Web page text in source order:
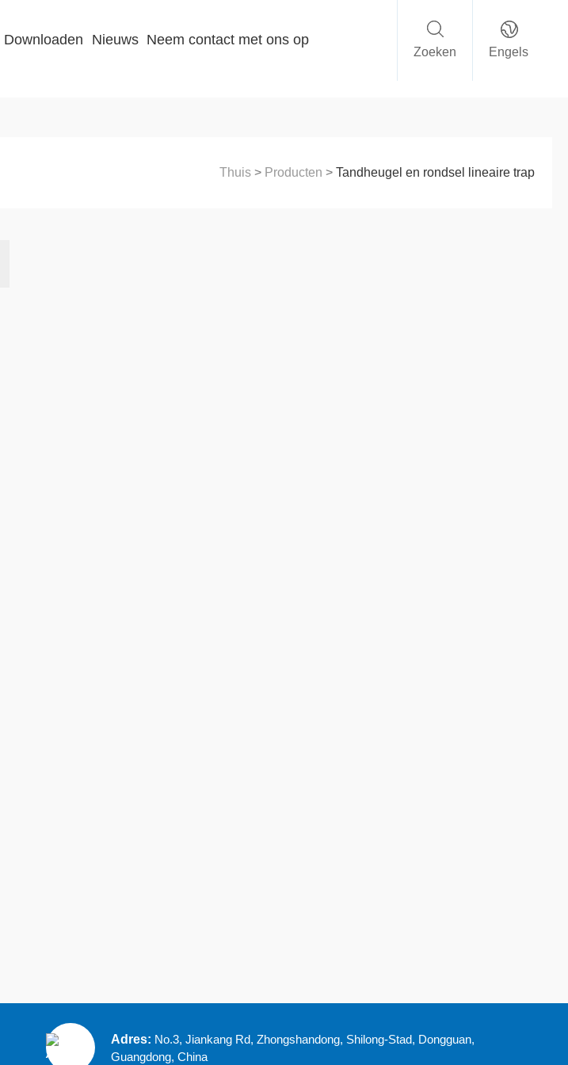
Downloaden Nieuws Neem contact met ons op
Zoeken Engels
Thuis> Producten > Tandheugel en rondsel lineaire trap
Adres: No.3, Jiankang Rd, Zhongshandong, Shilong-Stad, Dongguan,
Guangdong, China